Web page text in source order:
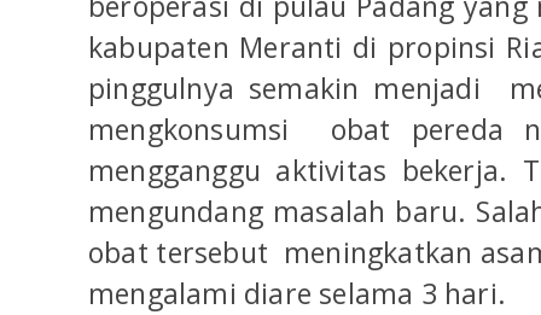
kabupaten Meranti di propinsi
pinggulnya semakin menjadi
mengkonsumsi obat pereda
mengganggu aktivitas bekerja.
mengundang masalah baru.
obat tersebut meningkatkan
mengalami diare selama 3 hari.